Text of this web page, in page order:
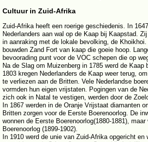
Cultuur in Zuid-Afrika
Zuid-Afrika heeft een roerige geschiedenis. In
Nederlanders aan wal op de Kaap bij Kaapstad.
in aanraking met de lokale bevolking, de Khoikhoi.
bouwden Zand Fort van kaap die goeie hoop.
bevoorading punt voor de VOC schepen die op
Na de Slag om Muizenberg in 1785 werd de Kaap
1803 kregen Nederlanders de Kaap weer terug,
te verliezen aan de Britten. Vele Nederlandse
vormden hun eigen vrijstaten. Pogingen van de
zich ook in Natal te vestigen, werden door de
In 1867 werden in de Oranje Vrijstaat diamanten
Britten zorgen voor de Eerste Boerenoorlog. De
wonnen de Eerste Boerenoorlog(1880-1881), maar
Boerenoorlog (1899-1902).
In 1910 werd de unie van Zuid-Afrika opgericht en